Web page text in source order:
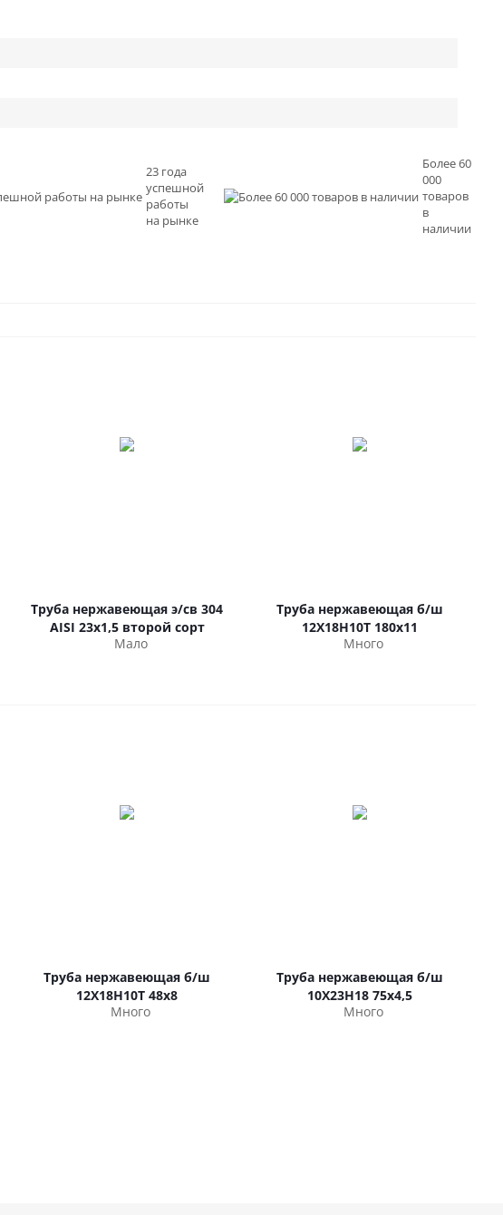
23 года
успешной
работы
на рынке
Более 60
000
товаров
в
наличии
Труба нержавеющая э/св 304
AISI 23х1,5 второй сорт
Мало
Труба нержавеющая б/ш
12Х18Н10Т 180х11
Много
Труба нержавеющая б/ш
12Х18Н10Т 48х8
Много
Труба нержавеющая б/ш
10Х23Н18 75х4,5
Много